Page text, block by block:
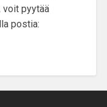
voit pyytää
postia: